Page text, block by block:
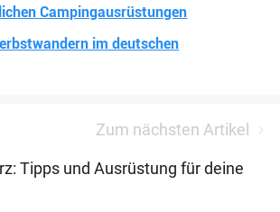
Campingausrüstungen
im deutschen
Zum nächsten Artikel
zum Campen? Die ultimative
Tipps und Ausrüstung für deine